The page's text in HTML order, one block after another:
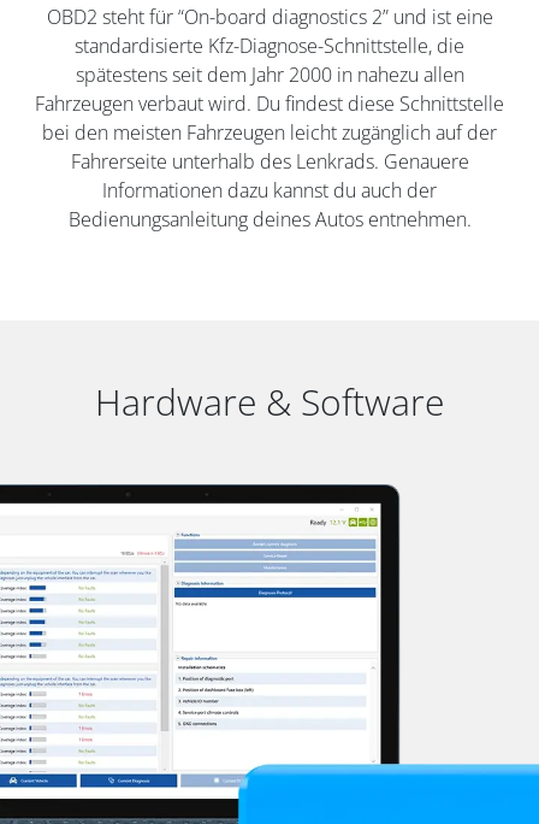
OBD2 steht für “On-board diagnostics 2” und ist eine
standardisierte Kfz-Diagnose-Schnittstelle, die
spätestens seit dem Jahr 2000 in nahezu allen
Fahrzeugen verbaut wird. Du findest diese Schnittstelle
bei den meisten Fahrzeugen leicht zugänglich auf der
Fahrerseite unterhalb des Lenkrads. Genauere
Informationen dazu kannst du auch der
Bedienungsanleitung deines Autos entnehmen.
Hardware & Software